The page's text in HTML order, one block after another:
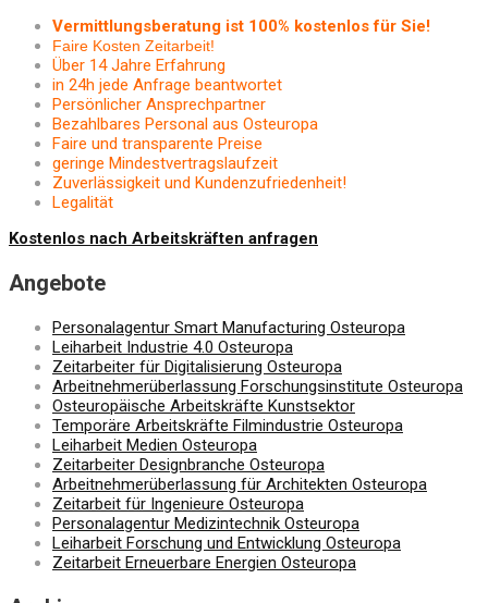
Vermittlungsberatung ist 100% kostenlos für Sie!
Faire Kosten Zeitarbeit!
Über 14 Jahre Erfahrung
in 24h jede Anfrage beantwortet
Persönlicher Ansprechpartner
Bezahlbares Personal aus Osteuropa
Faire und transparente Preise
geringe Mindestvertragslaufzeit
Zuverlässigkeit und Kundenzufriedenheit!
Legalität
Kostenlos nach Arbeitskräften anfragen
Angebote
Personalagentur Smart Manufacturing Osteuropa
Leiharbeit Industrie 4.0 Osteuropa
Zeitarbeiter für Digitalisierung Osteuropa
Arbeitnehmerüberlassung Forschungsinstitute Osteuropa
Osteuropäische Arbeitskräfte Kunstsektor
Temporäre Arbeitskräfte Filmindustrie Osteuropa
Leiharbeit Medien Osteuropa
Zeitarbeiter Designbranche Osteuropa
Arbeitnehmerüberlassung für Architekten Osteuropa
Zeitarbeit für Ingenieure Osteuropa
Personalagentur Medizintechnik Osteuropa
Leiharbeit Forschung und Entwicklung Osteuropa
Zeitarbeit Erneuerbare Energien Osteuropa